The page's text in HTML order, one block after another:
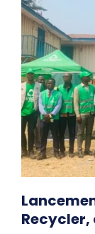
Recycler,